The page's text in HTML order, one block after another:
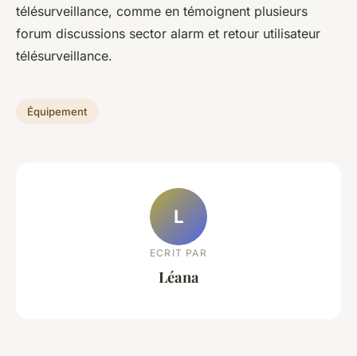
télésurveillance, comme en témoignent plusieurs
forum discussions sector alarm et retour utilisateur
télésurveillance.
Équipement
L
ECRIT PAR
Léana